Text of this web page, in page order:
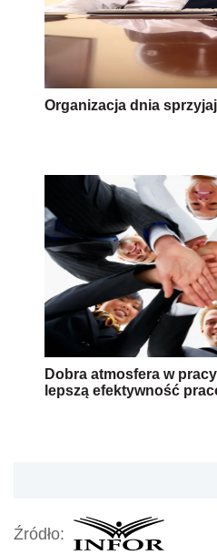
Organizacja dnia
Dobra atmosfera w
lepszą efektywność
Źródło: